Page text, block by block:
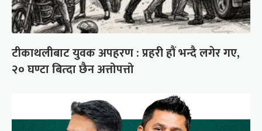
टीकाथलीबाट युवक अपहरण : प्रहरी हौं भन्दै लगेर गए,
२० घण्टा बित्दा छैन अत्तोपत्तो